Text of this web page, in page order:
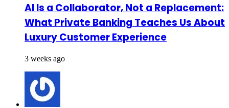
AI Is a Collaborator, Not a Replacement:
What Private Banking Teaches Us About
Luxury Customer Experience
3 weeks ago